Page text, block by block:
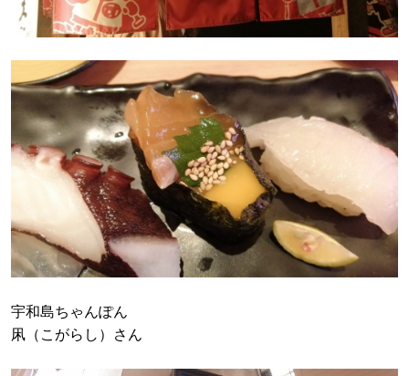
宇和島ちゃんぽん
凩（こがらし）さん